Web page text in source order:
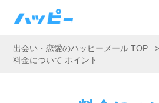
出会い・恋愛のハッピーメール TOP
>
料金について ポイント